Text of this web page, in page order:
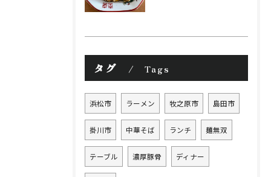
タグ Tags
浜松市 ラーメン 牧之原市 島田市
掛川市 中華そば ランチ 麺無双
テーブル 濃厚豚骨 ディナー